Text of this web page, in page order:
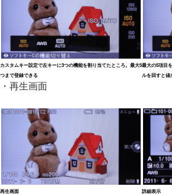
カスタムキー設定で左キーに3つの機能を割り当てたところ。最大5
つまで登録できる
最大の5項目
ルを回すと値
・再生画面
再生画面 詳細表示